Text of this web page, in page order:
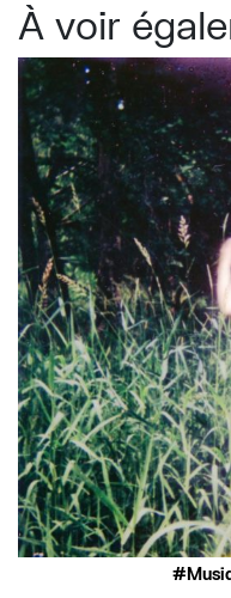
À voir